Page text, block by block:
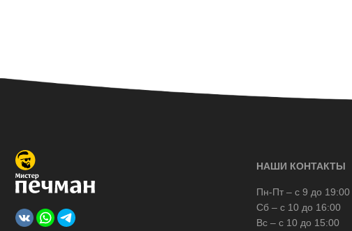
НАШИ КОНТАКТЫ
Пн-Пт – с 9 до 19:00
Сб – с 10 до 16:00
Вс – с 10 до 15:00